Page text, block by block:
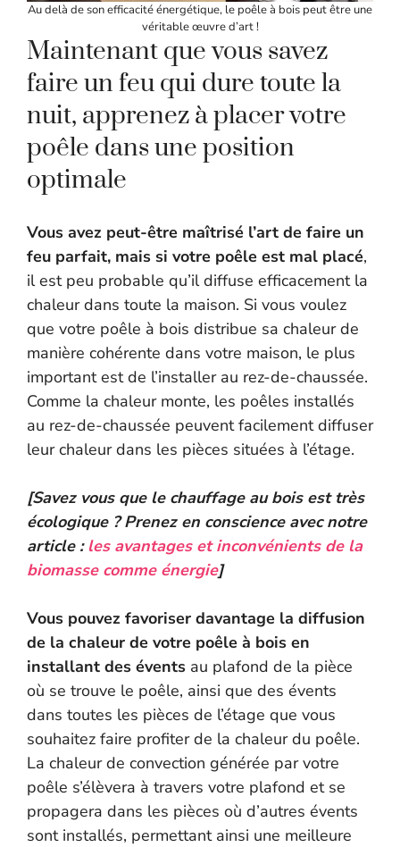
Au delà de son efficacité énergétique, le poêle à bois peut être une
véritable œuvre d’art !
Maintenant que vous savez
faire un feu qui dure toute la
nuit, apprenez à placer votre
poêle dans une position
optimale
Vous avez peut-être maîtrisé l’art de faire un
feu parfait, mais si votre poêle est mal placé,
il est peu probable qu’il diffuse efficacement la
chaleur dans toute la maison. Si vous voulez
que votre poêle à bois distribue sa chaleur de
manière cohérente dans votre maison, le plus
important est de l’installer au rez-de-chaussée.
Comme la chaleur monte, les poêles installés
au rez-de-chaussée peuvent facilement diffuser
leur chaleur dans les pièces situées à l’étage.
[Savez vous que le chauffage au bois est très
écologique ? Prenez en conscience avec notre
article :les avantages et inconvénients de la
biomasse comme énergie]
Vous pouvez favoriser davantage la diffusion
de la chaleur de votre poêle à bois en
installant des évents au plafond de la pièce
où se trouve le poêle, ainsi que des évents
dans toutes les pièces de l’étage que vous
souhaitez faire profiter de la chaleur du poêle.
La chaleur de convection générée par votre
poêle s’élèvera à travers votre plafond et se
propagera dans les pièces où d’autres évents
sont installés, permettant ainsi une meilleure